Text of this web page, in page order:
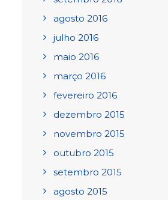
agosto 2016
julho 2016
maio 2016
março 2016
fevereiro 2016
dezembro 2015
novembro 2015
outubro 2015
setembro 2015
agosto 2015